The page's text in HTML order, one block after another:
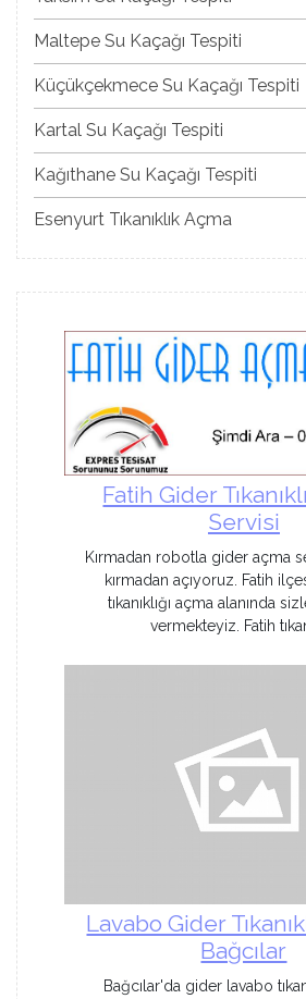
Maltepe Su Kaçağı Tespiti
Küçükçekmece Su Kaçağı Tespiti
Kartal Su Kaçağı Tespiti
Kağıthane Su Kaçağı Tespiti
Esenyurt Tıkanıklık Açma
Fatih Gider
Servisi
Kırmadan robotla gider açma
kırmadan açıyoruz. Fatih
tıkanıklığı açma alanında
vermekteyiz. Fatih
Lavabo Gider
Bağcılar
Bağcılar'da gider lavabo